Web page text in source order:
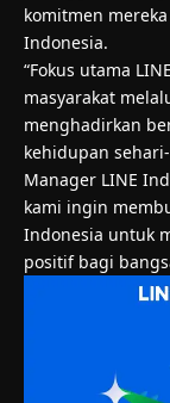
komitmen
Indonesia.
“Fokus utama
masyarakat
menghadirkan
kehidupan
Manager LINE
kami ingin
Indonesia untuk
positif bagi